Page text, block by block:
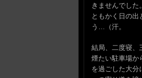
きませんでした。
ともかく日の
う…（汗。
結局、二度寝、
煙たい駐車場か
を過ごした大分